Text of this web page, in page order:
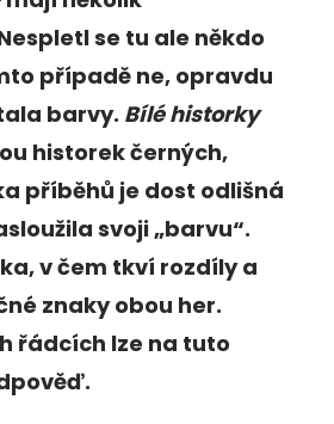
se tu ale někdo
případě ne, opravdu
barvy. Bílé historky
historek černých,
příběhů je dost odlišná
svoji „barvu“.
v čem tkví rozdíly a
znaky obou her.
řádcích lze na tuto